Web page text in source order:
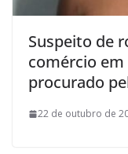
Suspeito de
comércio em
procurado
22 de outubro de